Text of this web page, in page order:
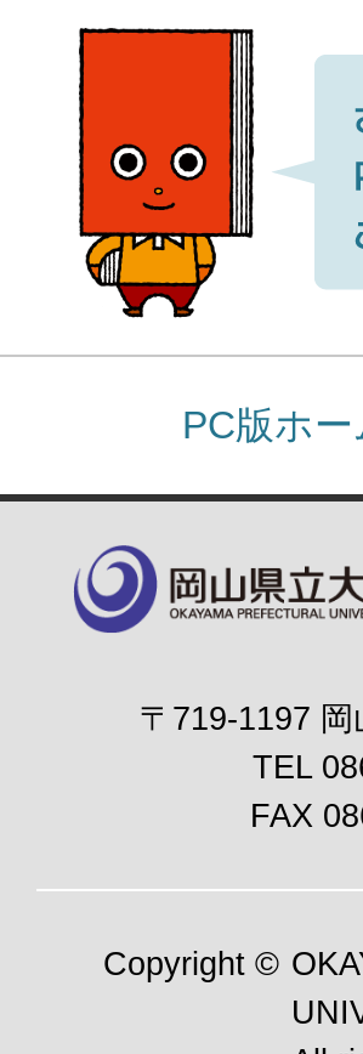
PC版ホ
〒719-1197
TEL
FAX
Copyright ©